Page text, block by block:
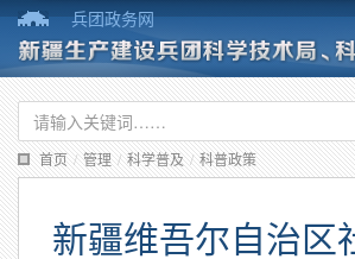
兵团政务网
首页 / 管理 / 科学普及 / 科普政策
新疆维吾尔自治区